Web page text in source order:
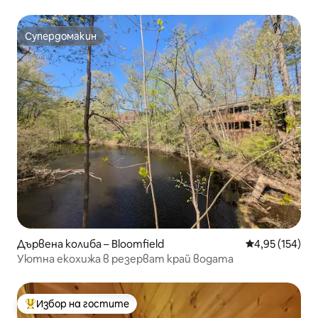
Супердомакин
Супердомакин
Дървена колиба – Bloomfield Средна
4,95 (154)
Уютна екохижа в резерват край водата
Най-популярен избор на гостите
Избор на гостите